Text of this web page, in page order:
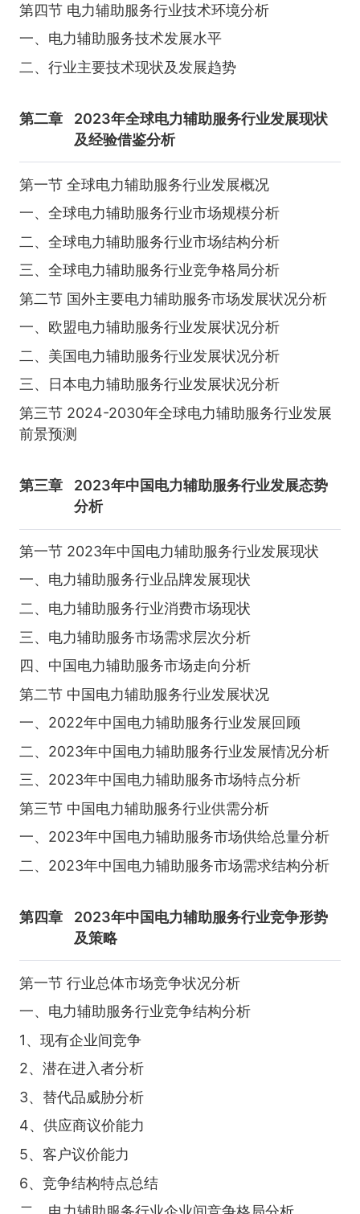
第四节 电力辅助服务行业技术环境分析
一、电力辅助服务技术发展水平
二、行业主要技术现状及发展趋势
第二章
2023年全球电力辅助服务行业发展现状
及经验借鉴分析
第一节 全球电力辅助服务行业发展概况
一、全球电力辅助服务行业市场规模分析
二、全球电力辅助服务行业市场结构分析
三、全球电力辅助服务行业竞争格局分析
第二节 国外主要电力辅助服务市场发展状况分析
一、欧盟电力辅助服务行业发展状况分析
二、美国电力辅助服务行业发展状况分析
三、日本电力辅助服务行业发展状况分析
第三节 2024-2030年全球电力辅助服务行业发展
前景预测
第三章
2023年中国电力辅助服务行业发展态势
分析
第一节 2023年中国电力辅助服务行业发展现状
一、电力辅助服务行业品牌发展现状
二、电力辅助服务行业消费市场现状
三、电力辅助服务市场需求层次分析
四、中国电力辅助服务市场走向分析
第二节 中国电力辅助服务行业发展状况
一、2022年中国电力辅助服务行业发展回顾
二、2023年中国电力辅助服务行业发展情况分析
三、2023年中国电力辅助服务市场特点分析
第三节 中国电力辅助服务行业供需分析
一、2023年中国电力辅助服务市场供给总量分析
二、2023年中国电力辅助服务市场需求结构分析
第四章
2023年中国电力辅助服务行业竞争形势
及策略
第一节 行业总体市场竞争状况分析
一、电力辅助服务行业竞争结构分析
1、现有企业间竞争
2、潜在进入者分析
3、替代品威胁分析
4、供应商议价能力
5、客户议价能力
6、竞争结构特点总结